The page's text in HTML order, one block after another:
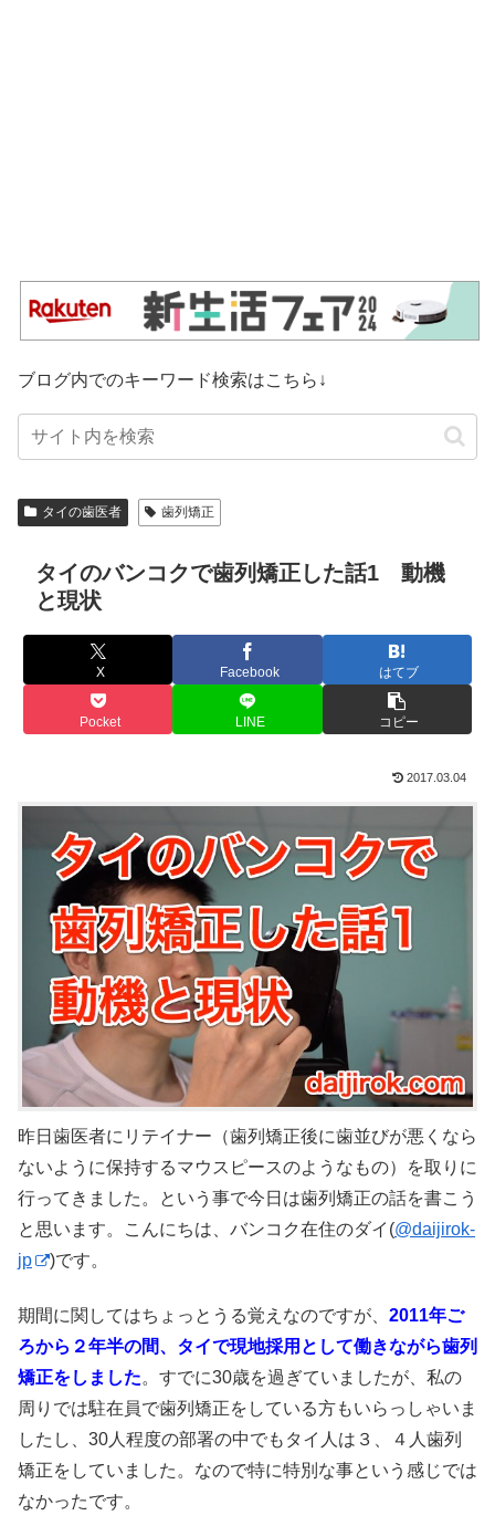
ブログ内でのキーワード検索はこちら↓
タイの歯医者 歯列矯正
タイのバンコクで歯列矯正した話1 動機
と現状
X Facebook はてブ
Pocket LINE コピー
2017.03.04
昨日歯医者にリテイナー（歯列矯正後に歯並びが悪くなら
ないように保持するマウスピースのようなもの）を取りに
行ってきました。という事で今日は歯列矯正の話を書こう
と思います。こんにちは、バンコク在住のダイ(@daijirok-
jp
)です。
期間に関してはちょっとうる覚えなのですが、 2011年ご
ろから２年半の間、タイで現地採用として働きながら歯列
矯正をしました。すでに30歳を過ぎていましたが、私の
周りでは駐在員で歯列矯正をしている方もいらっしゃいま
したし、30人程度の部署の中でもタイ人は３、４人歯列
矯正をしていました。なので特に特別な事という感じでは
なかったです。